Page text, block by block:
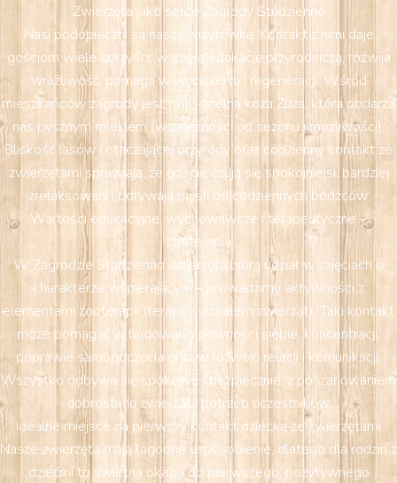
Zwierzęta jako serce Zagrody Studzienno
Nasi podopieczni są naszą wizytówką. Kontakt z nimi daje
gościom wiele korzyści: wspiera edukację przyrodniczą, rozwija
wrażliwość, pomaga w wyciszeniu i regeneracji. Wśród
mieszkańców zagrody jest m.in. dzielna koza Zuza, która obdarza
nas pysznym mlekiem (w zależności od sezonu i możliwości).
Bliskość lasów i otaczającej przyrody oraz codzienny kontakt ze
zwierzętami sprawiają, że goście czują się spokojniejsi, bardziej
zrelaksowani i odrywają myśli od codziennych bodźców.
Wartości edukacyjne, wychowawcze i terapeutyczne –
zooterapia
W Zagrodzie Studzienno zwierzęta biorą udział w zajęciach o
charakterze wspierającym – prowadzimy aktywności z
elementami zooterapii (terapii z udziałem zwierząt). Taki kontakt
może pomagać w budowaniu pewności siebie, koncentracji,
poprawie samopoczucia oraz w rozwoju relacji i komunikacji.
Wszystko odbywa się spokojnie i bezpiecznie, z poszanowaniem
dobrostanu zwierząt i potrzeb uczestników.
Idealne miejsce na pierwszy kontakt dziecka ze zwierzętami
Nasze zwierzęta mają łagodne usposobienie, dlatego dla rodzin z
dziećmi to świetna okazja do pierwszego, pozytywnego